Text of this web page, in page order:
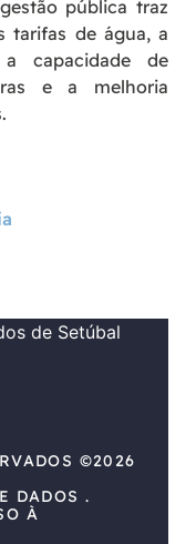
pública traz
tarifas de água, a
capacidade de
e a melhoria
©2026
DADOS
À